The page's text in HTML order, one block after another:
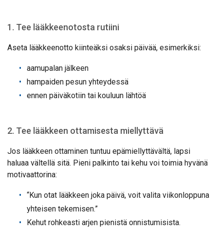
1. Tee lääkkeenotosta rutiini
Aseta lääkkeenotto kiinteäksi osaksi päivää, esimerkiksi:
aamupalan jälkeen
hampaiden pesun yhteydessä
ennen päiväkotiin tai kouluun lähtöä
2. Tee lääkkeen ottamisesta miellyttävä
Jos lääkkeen ottaminen tuntuu epämiellyttävältä, lapsi
haluaa vältellä sitä. Pieni palkinto tai kehu voi toimia hyvänä
motivaattorina:
“Kun otat lääkkeen joka päivä, voit valita viikonloppuna
yhteisen tekemisen.”
Kehut rohkeasti arjen pienistä onnistumisista.